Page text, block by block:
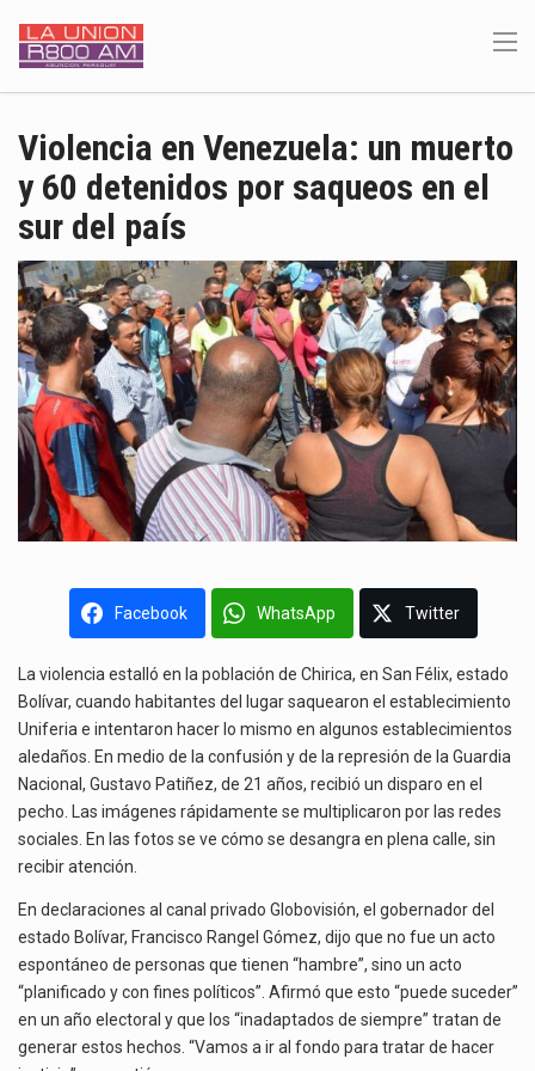
Violencia en Venezuela: un muerto
y 60 detenidos por saqueos en el
sur del país
Facebook WhatsApp Twitter
La violencia estalló en la población de Chirica, en San Félix, estado
Bolívar, cuando habitantes del lugar saquearon el establecimiento
Uniferia e intentaron hacer lo mismo en algunos establecimientos
aledaños. En medio de la confusión y de la represión de la Guardia
Nacional, Gustavo Patiñez, de 21 años, recibió un disparo en el
pecho. Las imágenes rápidamente se multiplicaron por las redes
sociales. En las fotos se ve cómo se desangra en plena calle, sin
recibir atención.
En declaraciones al canal privado Globovisión, el gobernador del
estado Bolívar, Francisco Rangel Gómez, dijo que no fue un acto
espontáneo de personas que tienen “hambre”, sino un acto
“planificado y con fines políticos”. Afirmó que esto “puede suceder”
en un año electoral y que los “inadaptados de siempre” tratan de
generar estos hechos. “Vamos a ir al fondo para tratar de hacer